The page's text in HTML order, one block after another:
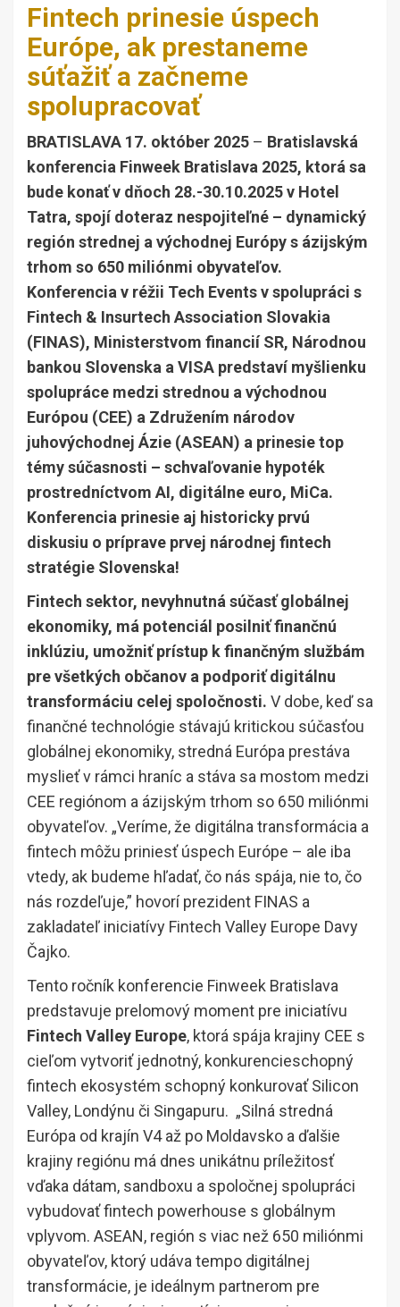
Fintech prinesie úspech
Európe, ak prestaneme
súťažiť a začneme
spolupracovať
BRATISLAVA 17. október 2025 – Bratislavská
konferencia Finweek Bratislava 2025, ktorá sa
bude konať v dňoch 28.-30.10.2025 v Hotel
Tatra, spojí doteraz nespojiteľné – dynamický
región strednej a východnej Európy s ázijským
trhom so 650 miliónmi obyvateľov.
Konferencia v réžii Tech Events v spolupráci s
Fintech & Insurtech Association Slovakia
(FINAS), Ministerstvom financií SR, Národnou
bankou Slovenska a VISA predstaví myšlienku
spolupráce medzi strednou a východnou
Európou (CEE) a Združením národov
juhovýchodnej Ázie (ASEAN) a prinesie top
témy súčasnosti – schvaľovanie hypoték
prostredníctvom AI, digitálne euro, MiCa.
Konferencia prinesie aj historicky prvú
diskusiu o príprave prvej národnej fintech
stratégie Slovenska!
Fintech sektor, nevyhnutná súčasť globálnej
ekonomiky, má potenciál posilniť finančnú
inklúziu, umožniť prístup k finančným službám
pre všetkých občanov a podporiť digitálnu
transformáciu celej spoločnosti. V dobe, keď sa
finančné technológie stávajú kritickou súčasťou
globálnej ekonomiky, stredná Európa prestáva
myslieť v rámci hraníc a stáva sa mostom medzi
CEE regiónom a ázijským trhom so 650 miliónmi
obyvateľov. „Veríme, že digitálna transformácia a
fintech môžu priniesť úspech Európe – ale iba
vtedy, ak budeme hľadať, čo nás spája, nie to, čo
nás rozdeľuje,” hovorí prezident FINAS a
zakladateľ iniciatívy Fintech Valley Europe Davy
Čajko.
Tento ročník konferencie Finweek Bratislava
predstavuje prelomový moment pre iniciatívu
Fintech Valley Europe, ktorá spája krajiny CEE s
cieľom vytvoriť jednotný, konkurencieschopný
fintech ekosystém schopný konkurovať Silicon
Valley, Londýnu či Singapuru. „Silná stredná
Európa od krajín V4 až po Moldavsko a ďalšie
krajiny regiónu má dnes unikátnu príležitosť
vďaka dátam, sandboxu a spoločnej spolupráci
vybudovať fintech powerhouse s globálnym
vplyvom. ASEAN, región s viac než 650 miliónmi
obyvateľov, ktorý udáva tempo digitálnej
transformácie, je ideálnym partnerom pre